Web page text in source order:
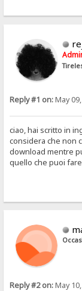
Reply #1 on:May
ciao, hai scritto in
considera che non
download mentre
quello che puoi
Reply #2 on:May